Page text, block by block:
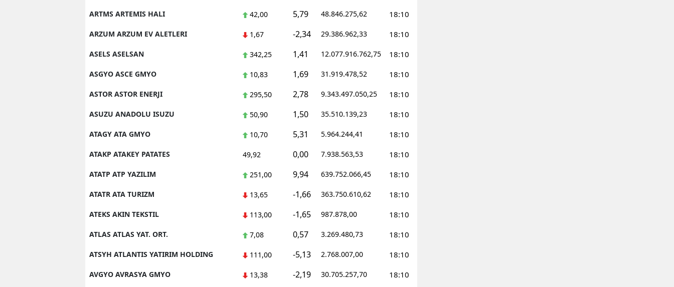
ARTMS ARTEMIS HALI 42,00 5,79 48.846.275,62 18:10
ARZUM ARZUM EV ALETLERI 1,67 -2,34 29.386.962,33 18:10
ASELS ASELSAN 342,25 1,41 12.077.916.762,75 18:10
ASGYO ASCE GMYO 10,83 1,69 31.919.478,52 18:10
ASTOR ASTOR ENERJI 295,50 2,78 9.343.497.050,25 18:10
ASUZU ANADOLU ISUZU 50,90 1,50 35.510.139,23 18:10
ATAGY ATA GMYO 10,70 5,31 5.964.244,41 18:10
ATAKP ATAKEY PATATES 49,92 0,00 7.938.563,53 18:10
ATATP ATP YAZILIM 251,00 9,94 639.752.066,45 18:10
ATATR ATA TURIZM 13,65 -1,66 363.750.610,62 18:10
ATEKS AKIN TEKSTIL 113,00 -1,65 987.878,00 18:10
ATLAS ATLAS YAT. ORT. 7,08 0,57 3.269.480,73 18:10
ATSYH ATLANTIS YATIRIM HOLDING 111,00 -5,13 2.768.007,00 18:10
AVGYO AVRASYA GMYO 13,38 -2,19 30.705.257,70 18:10